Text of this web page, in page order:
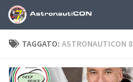
Sotto il contenuto
TAGGATO: ASTRONAUTICON 8